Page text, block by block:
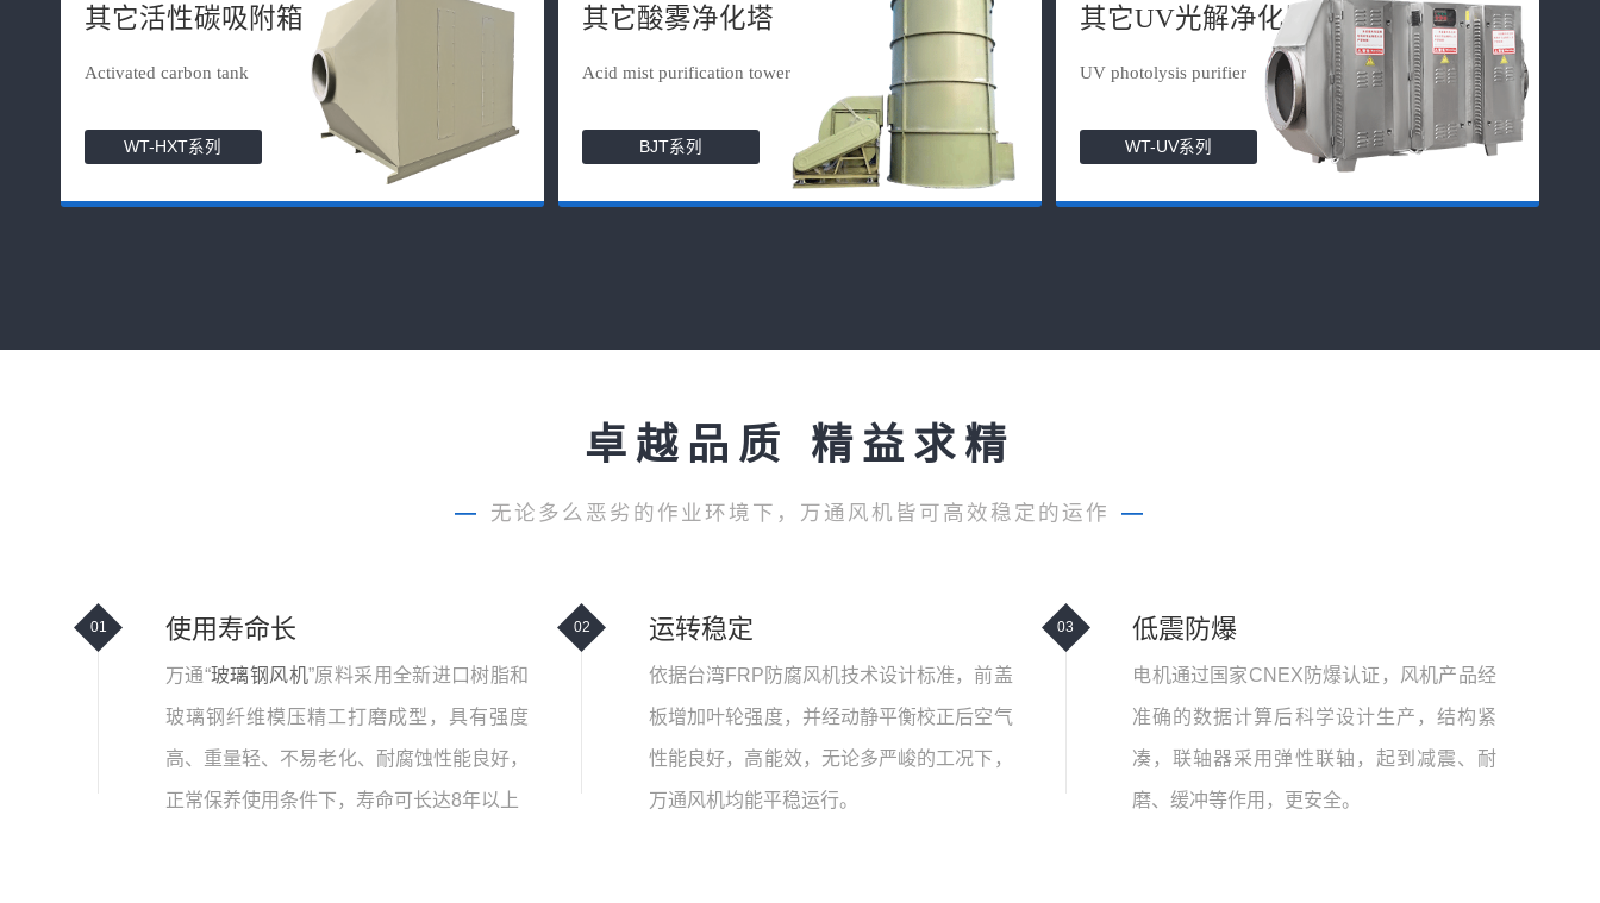
其它活性碳吸附箱
Activated carbon tank
WT-HXT系列
其它酸雾净化塔
Acid mist purification tower
BJT系列
其它UV光解净化器
UV photolysis purifier
WT-UV系列
卓越品质 精益求精
— 无论多么恶劣的作业环境下，万通风机皆可高效稳定的运作 —
01 使用寿命长
万通“玻璃钢风机”原料采用全新进口树脂和
玻璃钢纤维模压精工打磨成型，具有强度
高、重量轻、不易老化、耐腐蚀性能良好，
正常保养使用条件下，寿命可长达8年以上
02 运转稳定
依据台湾FRP防腐风机技术设计标准，前盖
板增加叶轮强度，并经动静平衡校正后空气
性能良好，高能效，无论多严峻的工况下，
万通风机均能平稳运行。
03 低震防爆
电机通过国家CNEX防爆认证，风机产品经
准确的数据计算后科学设计生产，结构紧
凑，联轴器采用弹性联轴，起到减震、耐
磨、缓冲等作用，更安全。